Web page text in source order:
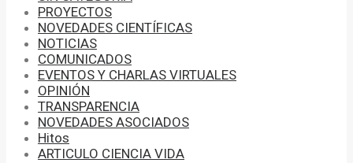
PROYECTOS
NOVEDADES CIENTÍFICAS
NOTICIAS
COMUNICADOS
EVENTOS Y CHARLAS VIRTUALES
OPINIÓN
TRANSPARENCIA
NOVEDADES ASOCIADOS
Hitos
ARTICULO CIENCIA VIDA